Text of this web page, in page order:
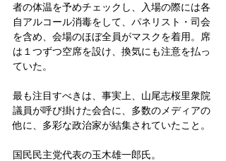
者の体温を予めチェックし、入場の際には各
自アルコール消毒をして、パネリスト・司会
を含め、会場のほぼ全員がマスクを着用。席
は１つずつ空席を設け、換気にも注意を払っ
ていた。
最も注目すべきは、事実上、山尾志桜里衆院
議員が呼び掛けた会合に、多数のメディアの
他に、多彩な政治家が結集されていたこと。
国民民主党代表の玉木雄一郎氏。